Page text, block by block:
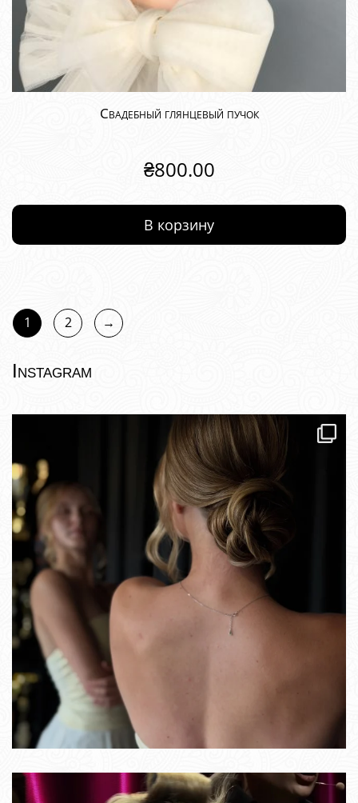
Свадебный глянцевый пучок
₴800.00
В корзину
1 2 →
Instagram